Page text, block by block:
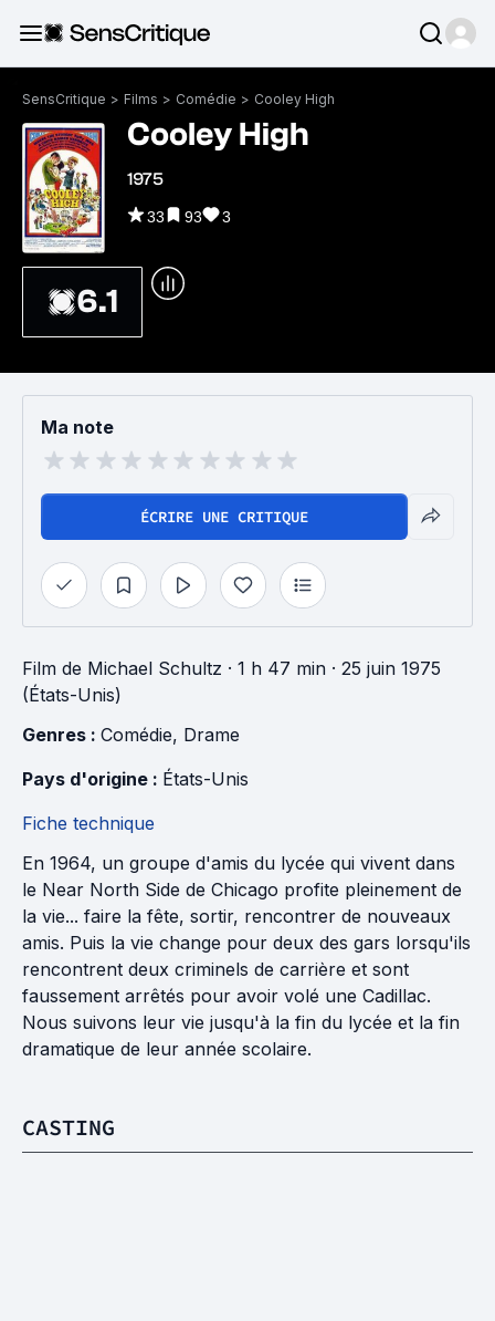
SensCritique > Films > Comédie > Cooley High
Cooley High
1975
33 93 3
6.1
Ma note
ÉCRIRE UNE CRITIQUE
Film de Michael Schultz · 1 h 47 min · 25 juin 1975
(États-Unis)
Genres : Comédie, Drame
Pays d'origine : États-Unis
Fiche technique
En 1964, un groupe d'amis du lycée qui vivent dans
le Near North Side de Chicago profite pleinement de
la vie... faire la fête, sortir, rencontrer de nouveaux
amis. Puis la vie change pour deux des gars lorsqu'ils
rencontrent deux criminels de carrière et sont
faussement arrêtés pour avoir volé une Cadillac.
Nous suivons leur vie jusqu'à la fin du lycée et la fin
dramatique de leur année scolaire.
CASTING